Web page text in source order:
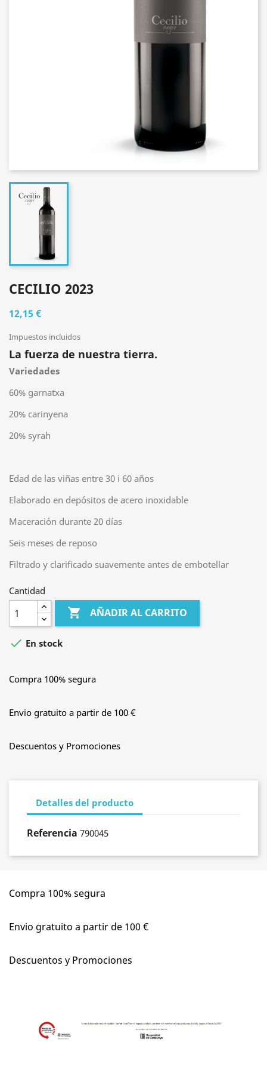
CECILIO 2023
12,15 €
Impuestos incluidos
La fuerza de nuestra tierra.
Variedades
60% garnatxa
20% carinyena
20% syrah
Edad de las viñas entre 30 i 60 años
Elaborado en depósitos de acero inoxidable
Maceración durante 20 días
Seis meses de reposo
Filtrado y clarificado suavemente antes de embotellar
Cantidad
 AÑADIR AL CARRITO
 En stock
Compra 100% segura
Envio gratuito a partir de 100 €
Descuentos y Promociones
Detalles del producto
Referencia 790045
Compra 100% segura
Envio gratuito a partir de 100 €
Descuentos y Promociones